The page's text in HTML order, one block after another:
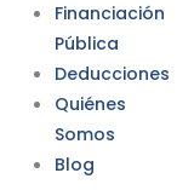
Financiación
Pública
Deducciones
Quiénes
Somos
Blog